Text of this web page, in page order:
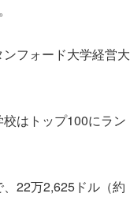
フォード大学経営大
はトップ100にラン
22万2,625ドル（約